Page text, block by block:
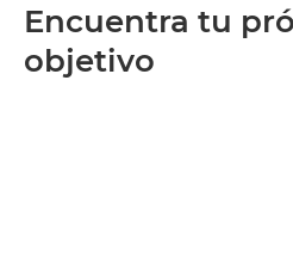
Encuentra tu
objetivo